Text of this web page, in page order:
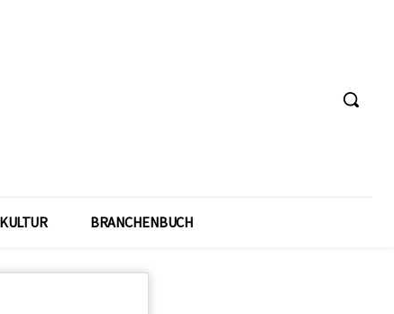
KULTUR BRANCHENBUCH